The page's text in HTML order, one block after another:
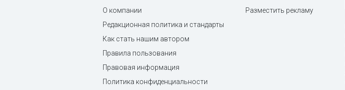
О компании
Редакционная политика и стандарты
Как стать нашим автором
Правила пользования
Правовая информация
Политика конфиденциальности
Разместить рекламу